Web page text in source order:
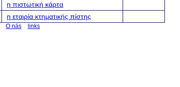
η πιστωτική κάρτα
η εταιρία κτηματικής πίστης
O nás links